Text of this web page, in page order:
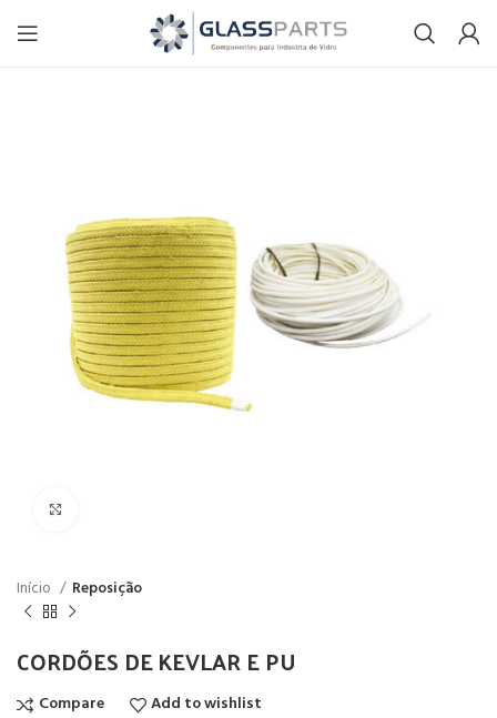
Início Reposição
CORDÕES DE KEVLAR E PU
Compare Add to wishlist